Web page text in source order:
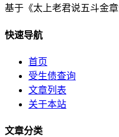
基于《太上老君说五斗金
快速导航
首页
受生债查询
文章列表
关于本站
文章分类